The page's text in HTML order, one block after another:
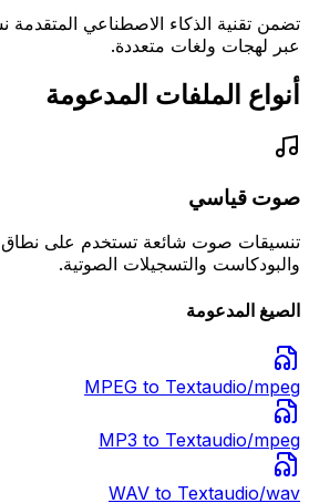
تضمن تقنية الذكاء الاصطناعي المتقدمة
عبر لهجات ولغات متعددة.
أنواع الملفات المدعومة
صوت قياسي
تنسيقات صوت شائعة تستخدم على
والبودكاست والتسجيلات الصوتية.
الصيغ المدعومة
MPEG to Textaudio/mpeg
MP3 to Textaudio/mpeg
WAV to Textaudio/wav